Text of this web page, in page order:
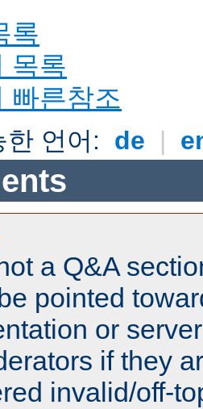
록
목록
빠른참조
한 언어: de |
a Q&A
pointed
or
if they
invalid/off-